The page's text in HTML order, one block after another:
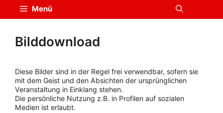
Menü
Bilddownload
Diese Bilder sind in der Regel frei verwendbar, sofern sie
mit dem Geist und den Absichten der ursprünglichen
Veranstaltung in Einklang stehen.
Die persönliche Nutzung z.B. in Profilen auf sozialen
Medien ist erlaubt.